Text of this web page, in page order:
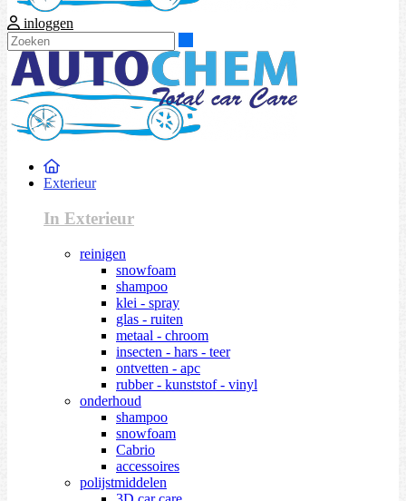
inloggen
Exterieur
In Exterieur
reinigen
snowfoam
shampoo
klei - spray
glas - ruiten
metaal - chroom
insecten - hars - teer
ontvetten - apc
rubber - kunststof - vinyl
onderhoud
shampoo
snowfoam
Cabrio
accessoires
polijstmiddelen